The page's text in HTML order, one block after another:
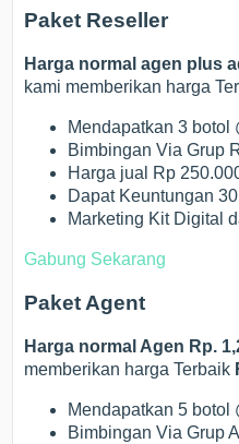
Paket Reseller
Harga normal agen plus
kami memberikan harga
Mendapatkan 3 botol
Bimbingan Via Grup
Harga jual Rp
Dapat Keuntungan
Marketing Kit Digital
Gabung Sekarang
Paket Agent
Harga normal Agen Rp.
memberikan harga Terbaik
Mendapatkan 5 botol
Bimbingan Via Grup